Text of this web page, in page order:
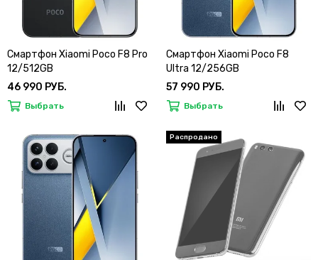
Смартфон Xiaomi Poco F8 Pro
12/512GB
46 990 РУБ.
Выбрать
Смартфон Xiaomi Poco F8
Ultra 12/256GB
57 990 РУБ.
Выбрать